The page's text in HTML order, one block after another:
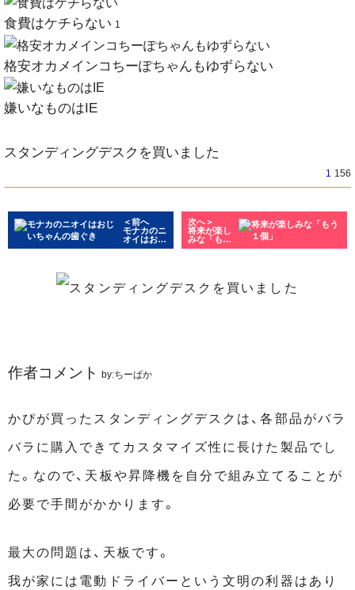
食費はケチらない 1
格安オカメインコちーぽちゃんもゆずらない
嫌いなものはIE
スタンディングデスクを買いました
1 156
＜前へ
モナカのニ
オイはおじ
いちゃんの
次へ＞
将来が楽し
みな「もう
１個」
作者コメント by:ちーぱか
かぴが買ったスタンディングデスクは、各部品がバラ
バラに購入できてカスタマイズ性に長けた製品でし
た。なので、天板や昇降機を自分で組み立てることが
必要で手間がかかります。
最大の問題は、天板です。
我が家には電動ドライバーという文明の利器はあり